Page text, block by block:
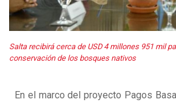
Salta recibirá cerca de USD 4 millones 951 mil
conservación de los bosques nativos
En el marco del proyecto Pagos